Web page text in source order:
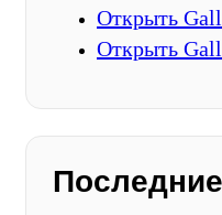
Открыть
Открыть